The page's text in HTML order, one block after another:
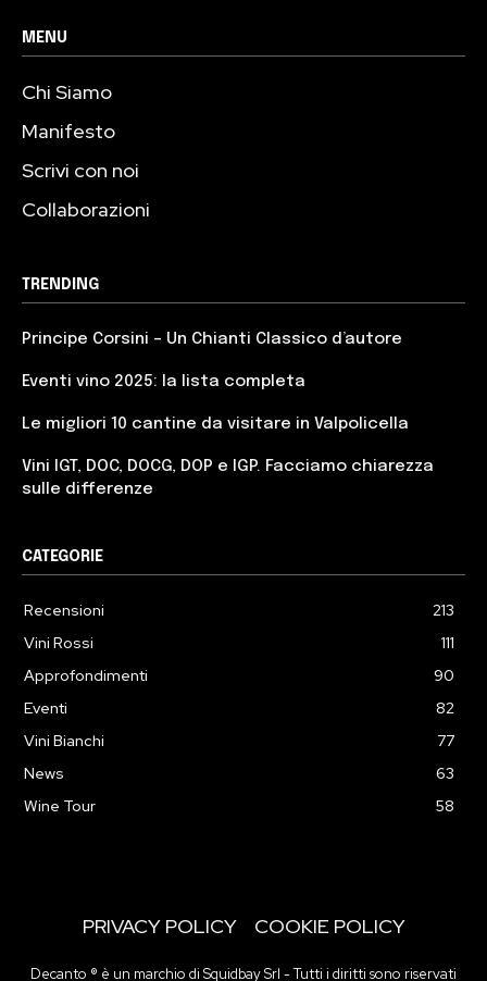
MENU
Chi Siamo
Manifesto
Scrivi con noi
Collaborazioni
TRENDING
Principe Corsini – Un Chianti Classico d’autore
Eventi vino 2025: la lista completa
Le migliori 10 cantine da visitare in Valpolicella
Vini IGT, DOC, DOCG, DOP e IGP. Facciamo chiarezza
sulle differenze
CATEGORIE
Recensioni
213
Vini Rossi
111
Approfondimenti
90
Eventi
82
Vini Bianchi
77
News
63
Wine Tour
58
PRIVACY POLICY COOKIE POLICY
Decanto ® è un marchio di Squidbay Srl - Tutti i diritti sono riservati